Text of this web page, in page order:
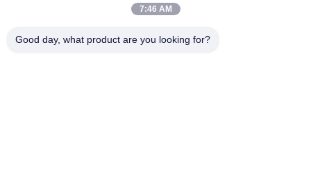
Bouwwerkzaamheden 800mm van de Stichtings de
Hydraulische Stapels van de Boorgatdiameter Installatie van
7:46 AM
Good day, what product are you looking for?